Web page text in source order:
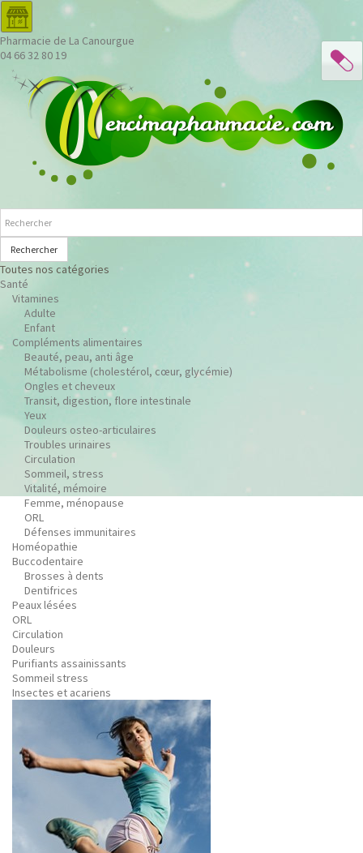
Pharmacie de La Canourgue
04 66 32 80 19
Rechercher
Toutes nos catégories
Santé
Vitamines
Adulte
Enfant
Compléments alimentaires
Beauté, peau, anti âge
Métabolisme (cholestérol, cœur, glycémie)
Ongles et cheveux
Transit, digestion, flore intestinale
Yeux
Douleurs osteo-articulaires
Troubles urinaires
Circulation
Sommeil, stress
Vitalité, mémoire
Femme, ménopause
ORL
Défenses immunitaires
Homéopathie
Buccodentaire
Brosses à dents
Dentifrices
Peaux lésées
ORL
Circulation
Douleurs
Purifiants assainissants
Sommeil stress
Insectes et acariens